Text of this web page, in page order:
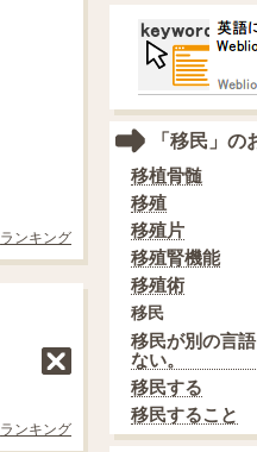
ランキング
ランキング
「移民」
移植骨髄
移殖
移殖片
移殖腎機能
移殖術
移民
移民が別の言
ない。
移民する
移民すること